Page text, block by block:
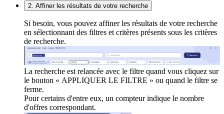
2. Affiner les résultats de votre recherche
Si besoin, vous pouvez affiner les résultats de votre recherche
en sélectionnant des filtres et critères présents sous les critères
de recherche.
La recherche est relancée avec le filtre quand vous cliquez sur
le bouton « APPLIQUER LE FILTRE » ou quand le filtre se
ferme.
Pour certains d'entre eux, un compteur indique le nombre
d'offres correspondant.